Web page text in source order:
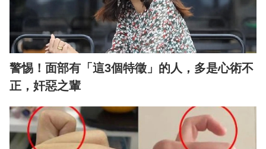
警惕！面部有「這3個特徵」的人，多是心術不
正，奸惡之輩